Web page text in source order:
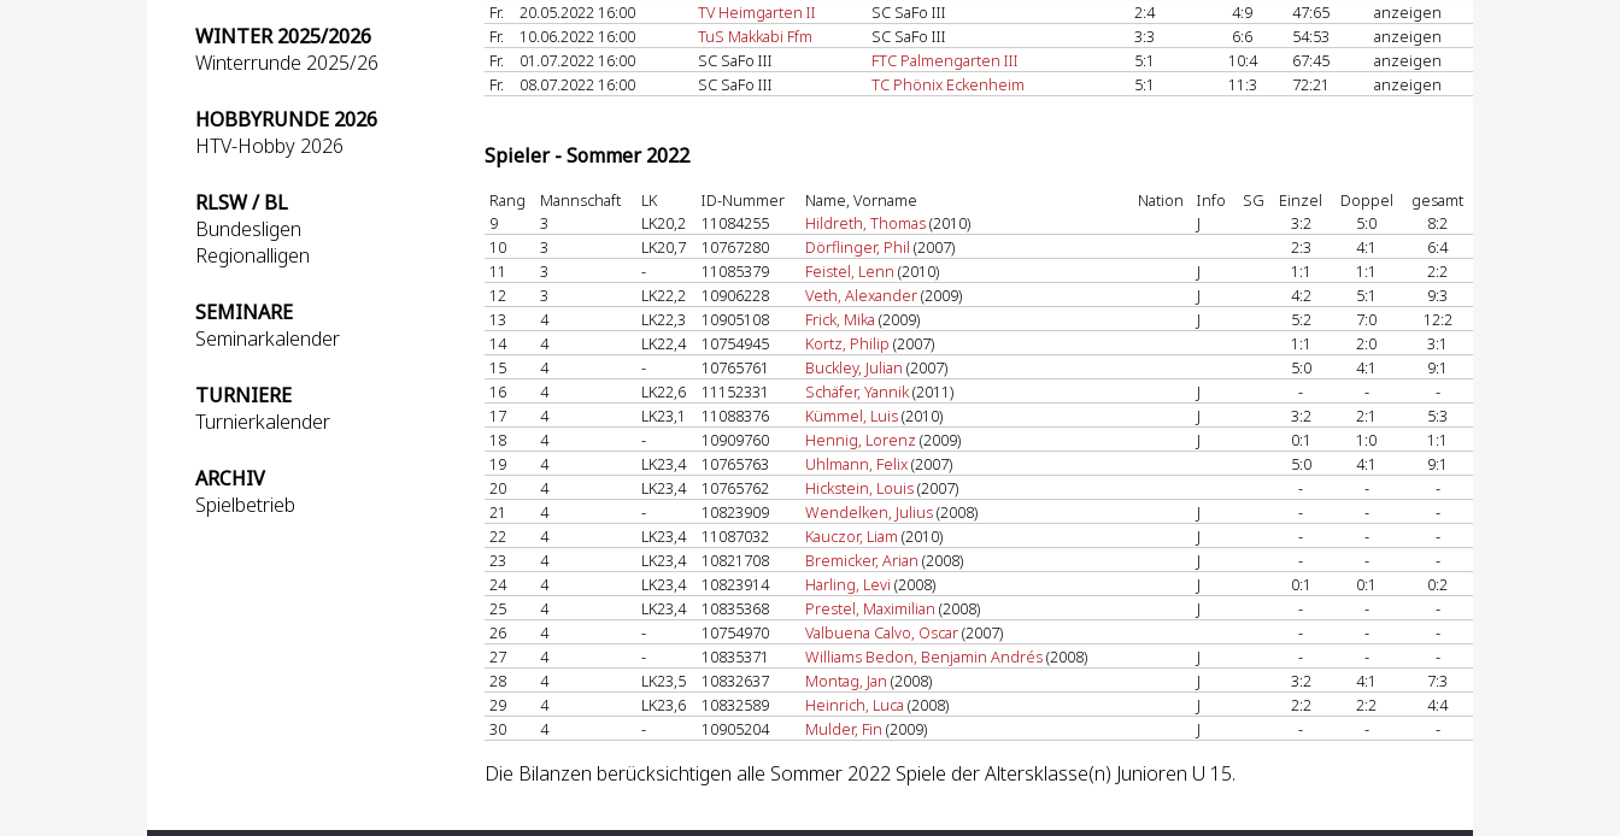
WINTER 2025/2026
Winterrunde 2025/26
HOBBYRUNDE 2026
HTV-Hobby 2026
RLSW / BL
Bundesligen
Regionalligen
SEMINARE
Seminarkalender
TURNIERE
Turnierkalender
ARCHIV
Spielbetrieb
Fr.
20.05.2022 16:00 TV Heimgarten II SC SaFo III 2:4 4:9 47:65
anzeigen
Fr.
10.06.2022 16:00 TuS Makkabi Ffm SC SaFo III 3:3 6:6 54:53
anzeigen
Fr.
01.07.2022 16:00 SC SaFo III FTC Palmengarten III 5:1 10:4 67:45
anzeigen
Fr.
08.07.2022 16:00 SC SaFo III TC Phönix Eckenheim 5:1 11:3 72:21 anzeigen
Spieler - Sommer 2022
Rang Mannschaft LK ID-Nummer Name, Vorname Nation Info SG Einzel Doppel
gesamt
9
3 LK20,2 11084255 Hildreth, Thomas(2010) J 3:2 5:0
8:2
10
3 LK20,7 10767280 Dörflinger, Phil (2007) 2:3 4:1
6:4
11
3 - 11085379 Feistel, Lenn (2010) J 1:1 1:1
2:2
12
3 LK22,2 10906228 Veth, Alexander(2009) J 4:2 5:1
9:3
13
4 LK22,3 10905108 Frick, Mika (2009) J 5:2 7:0
12:2
14
4 LK22,4 10754945 Kortz, Philip (2007) 1:1 2:0
3:1
15
4 - 10765761 Buckley, Julian (2007) 5:0 4:1
9:1
16
4 LK22,6 11152331 Schäfer, Yannik(2011) J - -
-
17
4 LK23,1 11088376 Kümmel, Luis(2010) J 3:2 2:1
5:3
18
4 - 10909760 Hennig, Lorenz (2009) J 0:1 1:0
1:1
19
4 LK23,4 10765763 Uhlmann, Felix(2007) 5:0 4:1
9:1
20
4 LK23,4 10765762 Hickstein, Louis(2007) - -
-
21
4 - 10823909 Wendelken, Julius(2008) J - -
-
22
4 LK23,4 11087032 Kauczor, Liam (2010) J - -
-
23
4 LK23,4 10821708 Bremicker, Arian (2008) J - -
-
24
4 LK23,4 10823914 Harling, Levi (2008) J 0:1 0:1
0:2
25
4 LK23,4 10835368 Prestel, Maximilian (2008) J - -
-
26
4 - 10754970 Valbuena Calvo, Oscar(2007) - -
-
27
4 - 10835371 Williams Bedon, Benjamin Andrés(2008) J - -
-
28
4 LK23,5 10832637 Montag, Jan (2008) J 3:2 4:1
7:3
29
4 LK23,6 10832589 Heinrich, Luca (2008) J 2:2 2:2
4:4
30
4 - 10905204 Mulder, Fin (2009) J - - -
Die Bilanzen berücksichtigen alle Sommer 2022 Spiele der Altersklasse(n) Junioren U 15.